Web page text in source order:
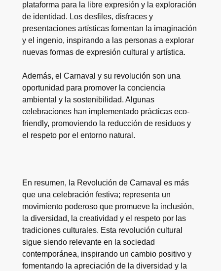
plataforma para la libre expresión y la exploración
de identidad. Los desfiles, disfraces y
presentaciones artísticas fomentan la imaginación
y el ingenio, inspirando a las personas a explorar
nuevas formas de expresión cultural y artística.
Además, el Carnaval y su revolución son una
oportunidad para promover la conciencia
ambiental y la sostenibilidad. Algunas
celebraciones han implementado prácticas eco-
friendly, promoviendo la reducción de residuos y
el respeto por el entorno natural.
En resumen, la Revolución de Carnaval es más
que una celebración festiva; representa un
movimiento poderoso que promueve la inclusión,
la diversidad, la creatividad y el respeto por las
tradiciones culturales. Esta revolución cultural
sigue siendo relevante en la sociedad
contemporánea, inspirando un cambio positivo y
fomentando la apreciación de la diversidad y la